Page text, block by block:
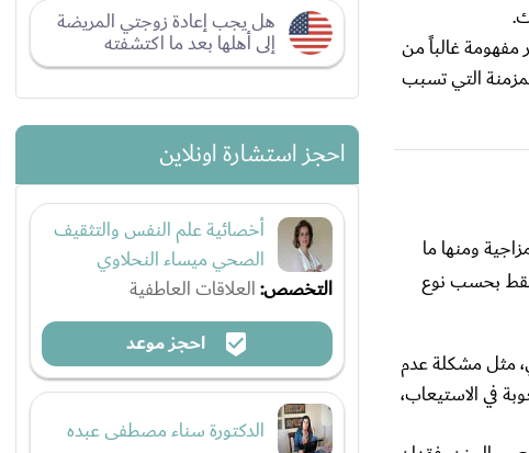
مفهومة غالباً من
التي تسبب
ومنها ما
فقط بحسب نوع
مثل مشكلة عدم
في الاستيعاب،
هل يجب إعادة زوجتي المريضة
إلى أهلها بعد ما اكتشفته
احجز استشارة اونلاين
أخصائية علم النفس والتثقيف
الصحي ميساء النحلاوي
التخصص:العلاقات العاطفية
احجز موعد
الدكتورة سناء مصطفى عبده